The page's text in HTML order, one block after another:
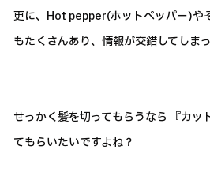
更に、Hot pepper(ホットペッパー)や
もたくさんあり、情報が交錯してしま
せっかく髪を切ってもらうなら 『カッ
てもらいたいですよね？